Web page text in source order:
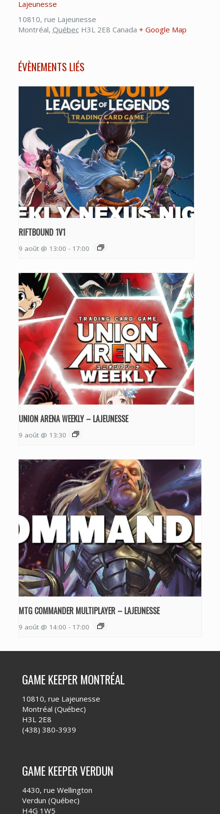
Lajeunesse
10810, rue Lajeunesse
Montréal, Québec H3L 2E8 Canada + Google Map
ÉVÈNEMENTS LIÉS
RIFTBOUND 1V1
9 août @ 13:00 - 17:00
UNION ARENA WEEKLY – LAJEUNESSE
9 août @ 13:30
MTG COMMANDER MULTIPLAYER – LAJEUNESSE
9 août @ 14:00 - 17:00
GAME KEEPER MONTRÉAL
10810, rue Lajeunesse
Montréal (Québec)
H3L 2E8
(438) 380-3939
GAME KEEPER VERDUN
4430, rue Wellington
Verdun (Québec)
H4G 1W5